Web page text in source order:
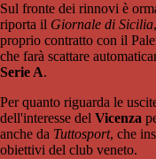
Sul fronte dei rinnovi è
riporta il Giornale di Sicilia
proprio contratto con il
che farà scattare
Serie A.
Per quanto riguarda le
dell'interesse del Vicenza
anche da Tuttosport, che
obiettivi del club veneto.